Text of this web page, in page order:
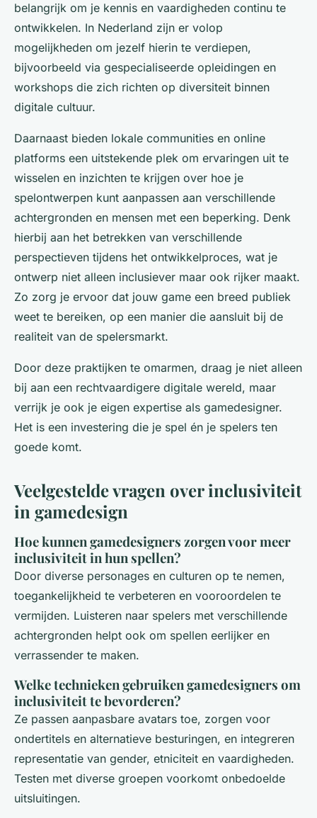
belangrijk om je kennis en vaardigheden continu te
ontwikkelen. In Nederland zijn er volop
mogelijkheden om jezelf hierin te verdiepen,
bijvoorbeeld via gespecialiseerde opleidingen en
workshops die zich richten op diversiteit binnen
digitale cultuur.
Daarnaast bieden lokale communities en online
platforms een uitstekende plek om ervaringen uit te
wisselen en inzichten te krijgen over hoe je
spelontwerpen kunt aanpassen aan verschillende
achtergronden en mensen met een beperking. Denk
hierbij aan het betrekken van verschillende
perspectieven tijdens het ontwikkelproces, wat je
ontwerp niet alleen inclusiever maar ook rijker maakt.
Zo zorg je ervoor dat jouw game een breed publiek
weet te bereiken, op een manier die aansluit bij de
realiteit van de spelersmarkt.
Door deze praktijken te omarmen, draag je niet alleen
bij aan een rechtvaardigere digitale wereld, maar
verrijk je ook je eigen expertise als gamedesigner.
Het is een investering die je spel én je spelers ten
goede komt.
Veelgestelde vragen over inclusiviteit
in gamedesign
Hoe kunnen gamedesigners zorgen voor meer
inclusiviteit in hun spellen?
Door diverse personages en culturen op te nemen,
toegankelijkheid te verbeteren en vooroordelen te
vermijden. Luisteren naar spelers met verschillende
achtergronden helpt ook om spellen eerlijker en
verrassender te maken.
Welke technieken gebruiken gamedesigners om
inclusiviteit te bevorderen?
Ze passen aanpasbare avatars toe, zorgen voor
ondertitels en alternatieve besturingen, en integreren
representatie van gender, etniciteit en vaardigheden.
Testen met diverse groepen voorkomt onbedoelde
uitsluitingen.